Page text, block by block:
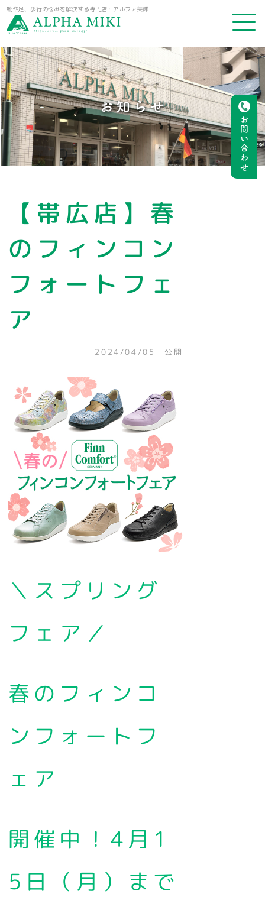
靴や足、歩行の悩みを解決する専門店・アルファ美輝
お問い合わせ
お知らせ
【帯広店】春
のフィンコン
フォートフェ
ア
2024/04/05 公開
＼スプリング
フェア／
春のフィンコ
ンフォートフ
ェア
開催中！4月1
5日（月）まで